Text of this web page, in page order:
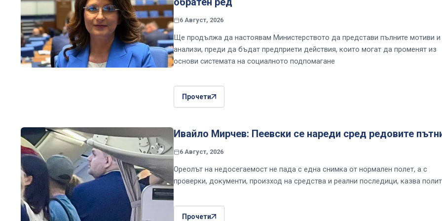
6 Август, 2026
Ще продължа да настоявам Министерството да представи пълните мотиви и
анализи, преди да бъдат предприети действия, които могат да променят из
основи системата на социалното подпомагане
Прочети
Ивайло Мирчев: Пеевски се нареди сред редовите
6 Август, 2026
Ореолът на недосегаемост не пада с една снимка от нормален полет, а с
проверки, документи, произход на средства и реални последици, казва
Прочети